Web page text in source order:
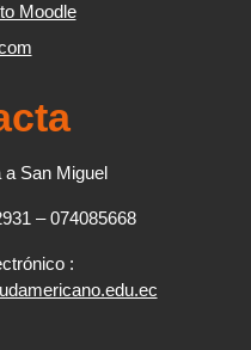
Moodle
San Miguel
– 074085668
: